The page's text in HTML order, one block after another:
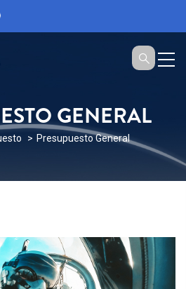
GENERAL
Presupuesto General